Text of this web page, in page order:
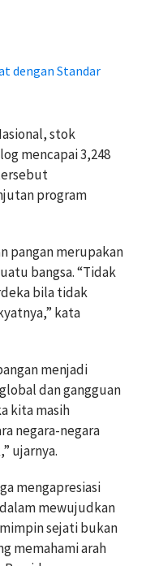
dengan Standar
stok
mencapai 3,248
program
pangan merupakan
bangsa. “Tidak
bila tidak
kata
menjadi
dan gangguan
kita masih
negara-negara
ujarnya.
mengapresiasi
mewujudkan
sejati bukan
memahami arah